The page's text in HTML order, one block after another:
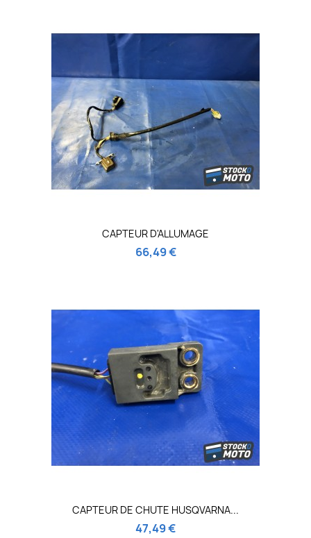
CAPTEUR D'ALLUMAGE
66,49 €
CAPTEUR DE CHUTE HUSQVARNA...
47,49 €